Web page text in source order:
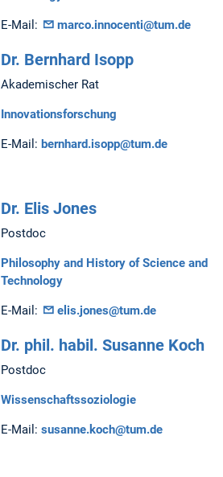
E-Mail: marco.innocenti@tum.de
Dr. Bernhard Isopp
Akademischer Rat
Innovationsforschung
E-Mail: bernhard.isopp@tum.de
Dr. Elis Jones
Postdoc
Philosophy and History of Science and
Technology
E-Mail: elis.jones@tum.de
Dr. phil. habil. Susanne Koch
Postdoc
Wissenschaftssoziologie
E-Mail: susanne.koch@tum.de